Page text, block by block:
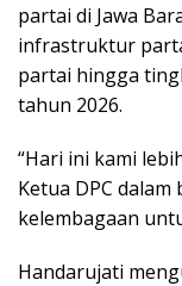
partai di Jawa
infrastruktur
partai hingga
tahun 2026.
“Hari ini kami
Ketua DPC
kelembagaan
Handarujati